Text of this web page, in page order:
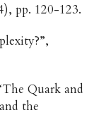
pp. 120-123.
Quark and
the